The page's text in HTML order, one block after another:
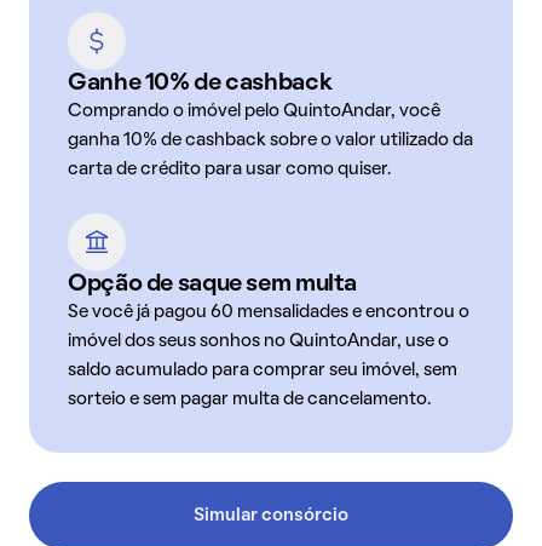
Ganhe 10% de cashback
Comprando o imóvel pelo QuintoAndar, você
ganha 10% de cashback sobre o valor utilizado da
carta de crédito para usar como quiser.
Opção de saque sem multa
Se você já pagou 60 mensalidades e encontrou o
imóvel dos seus sonhos no QuintoAndar, use o
saldo acumulado para comprar seu imóvel, sem
sorteio e sem pagar multa de cancelamento.
Simular consórcio